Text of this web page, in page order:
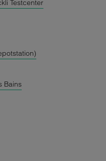
Testcenter
Bains